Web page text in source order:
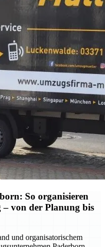
So organisieren
– von der Planung bis
und organisatorischem